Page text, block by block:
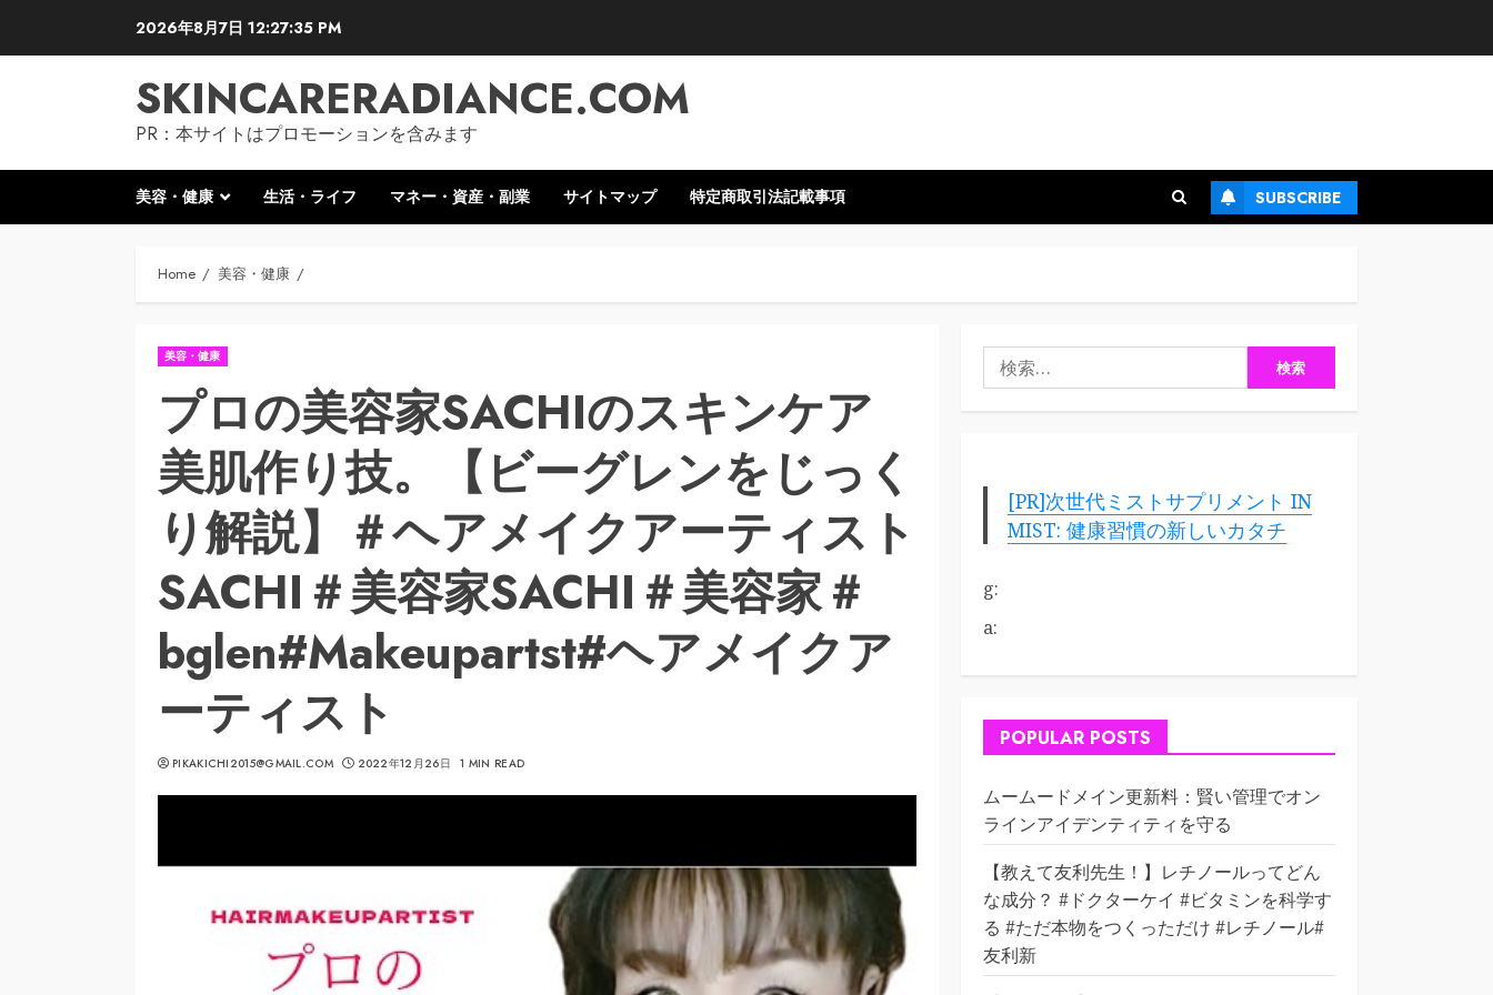
2026年8月7日 12:27:36 PM
SKINCARERADIANCE.COM
PR：本サイトはプロモーションを含みます
美容・健康 生活・ライフ マネー・資産・副業 サイトマップ 特定商取引法記載事項 SUBSCRIBE
Home 美容・健康
美容・健康
プロの美容家SACHIのスキンケア
美肌作り技。【ビーグレンをじっく
り解説】＃ヘアメイクアーティスト
SACHI＃美容家SACHI＃美容家＃
bglen#Makeupartst#ヘアメイクア
ーティスト
PIKAKICHI2015@GMAIL.COM 2022年12月26日 1 MIN READ
検
索:
[PR]次世代ミストサプリメント IN
MIST: 健康習慣の新しいカタチ
g:
a:
POPULAR POSTS
ムームードメイン更新料：賢い管理でオン
ラインアイデンティティを守る
【教えて友利先生！】レチノールってどん
な成分？ #ドクターケイ #ビタミンを科学す
る #ただ本物をつくっただけ #レチノール#
友利新